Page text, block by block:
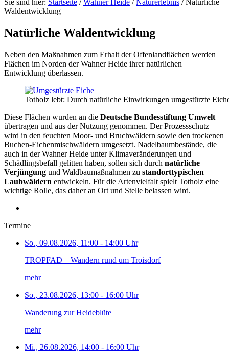
Sie sind hier: Startseite / Wahner Heide / Naturerlebnis / Natürliche
Waldentwicklung
Natürliche Waldentwicklung
Neben den Maßnahmen zum Erhalt der Offenlandflächen werden
Flächen im Norden der Wahner Heide ihrer natürlichen
Entwicklung überlassen.
Totholz lebt: Durch natürliche Einwirkungen umgestürzte
Diese Flächen wurden an die Deutsche Bundesstiftung Umwelt
übertragen und aus der Nutzung genommen. Der Prozessschutz
wird in den feuchten Moor- und Bruchwäldern sowie den trockenen
Buchen-Eichenmischwäldern umgesetzt. Nadelbaumbestände, die
auch in der Wahner Heide unter Klimaveränderungen und
Schädlingsbefall gelitten haben, sollen sich durch natürliche
Verjüngung und Waldbaumaßnahmen zu standorttypischen
Laubwäldern entwickeln. Für die Artenvielfalt spielt Totholz eine
wichtige Rolle, das daher an Ort und Stelle belassen wird.
Termine
So., 09.08.2026, 11:00 - 14:00 Uhr
TROPFAD – Wandern rund um Troisdorf
mehr
So., 23.08.2026, 13:00 - 16:00 Uhr
Wanderung zur Heideblüte
mehr
Mi., 26.08.2026, 14:00 - 16:00 Uhr